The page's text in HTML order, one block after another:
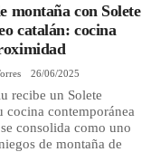
montaña con Solete
catalán: cocina
26/06/2025
recibe un Solete
cocina contemporánea
consolida como uno
de montaña de